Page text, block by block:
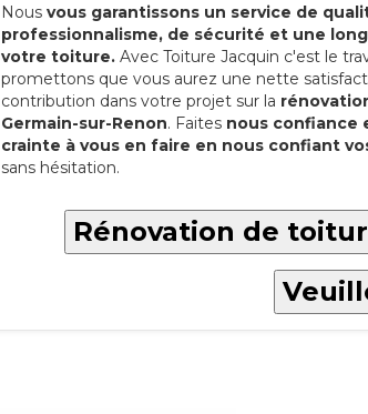
Nous vous garantissons un service de
professionnalisme, de sécurité et une
votre toiture. Avec Toiture Jacquin c'est le
promettons que vous aurez une nette
contribution dans votre projet sur la
Germain-sur-Renon. Faites nous confiance
crainte à vous en faire en nous confiant
sans hésitation.
Rénovation de